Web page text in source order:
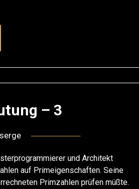
– 3
serge
und Architekt
auf Primeigenschaften. Seine
Primzahlen prüfen müßte.